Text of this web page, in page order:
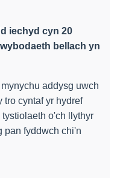
iechyd cyn 20
bellach yn
addysg uwch
tro cyntaf yr hydref
o'ch llythyr
pan fyddwch chi'n